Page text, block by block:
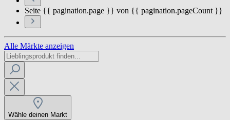
Seite {{ pagination.page }} von {{ pagination.pageCount }}
Alle Märkte anzeigen
Wähle deinen Markt